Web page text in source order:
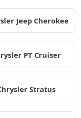
Jeep Cherokee
PT Cruiser
Stratus